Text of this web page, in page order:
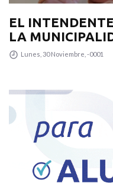
EL
LA
12 COLECTIVOS
Lunes, 30 Noviembre, -0001